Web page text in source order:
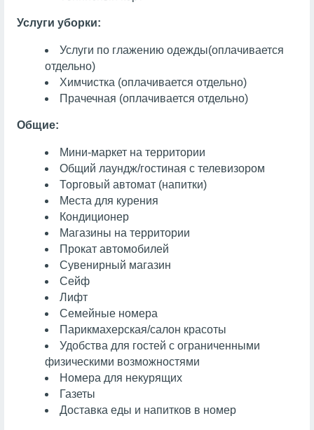
Услуги уборки:
Услуги по глажению одежды(оплачивается
отдельно)
Химчистка (оплачивается отдельно)
Прачечная (оплачивается отдельно)
Общие:
Мини-маркет на территории
Общий лаундж/гостиная с телевизором
Торговый автомат (напитки)
Места для курения
Кондиционер
Магазины на территории
Прокат автомобилей
Сувенирный магазин
Сейф
Лифт
Семейные номера
Парикмахерская/салон красоты
Удобства для гостей с ограниченными
физическими возможностями
Номера для некурящих
Газеты
Доставка еды и напитков в номер